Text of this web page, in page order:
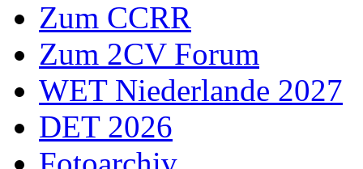
Zum CCRR
Zum 2CV Forum
WET Niederlande 2027
DET 2026